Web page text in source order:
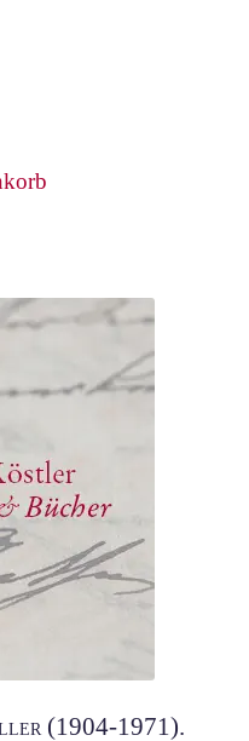
(1904-1971).